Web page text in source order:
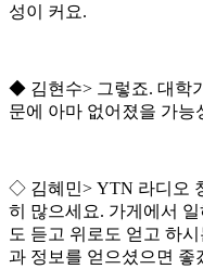
성이 커요.
◆ 김현수> 그렇죠. 대학
문에 아마 없어졌을 가능
◇ 김혜민> YTN 라디오
히 많으세요. 가게에서 일
도 듣고 위로도 얻고 하
과 정보를 얻으셨으면 좋